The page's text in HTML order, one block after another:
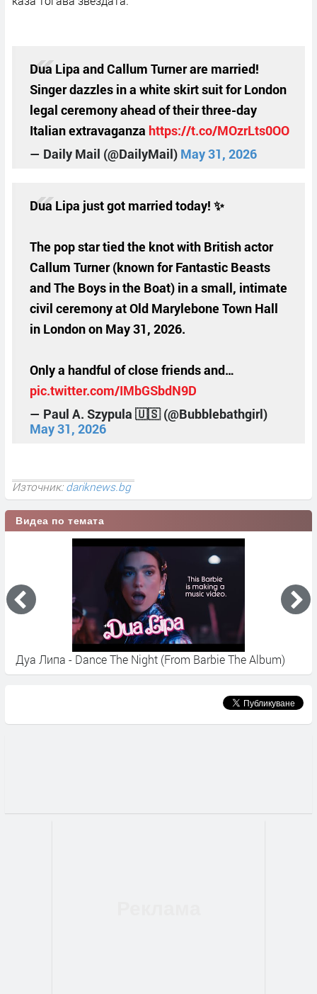
Dua Lipa and Callum Turner are married!
Singer dazzles in a white skirt suit for London
legal ceremony ahead of their three-day
Italian extravaganza https://t.co/MOzrLts0OO
— Daily Mail (@DailyMail) May 31, 2026
Dua Lipa just got married today! ✨
The pop star tied the knot with British actor
Callum Turner (known for Fantastic Beasts
and The Boys in the Boat) in a small, intimate
civil ceremony at Old Marylebone Town Hall
in London on May 31, 2026.
Only a handful of close friends and…
pic.twitter.com/IMbGSbdN9D
— Paul A. Szypula 🇺🇸 (@Bubblebathgirl)
May 31, 2026
Източник:dariknews.bg
Видеа по темата
Дуа Липа - Dance The Night (From Barbie The Album)